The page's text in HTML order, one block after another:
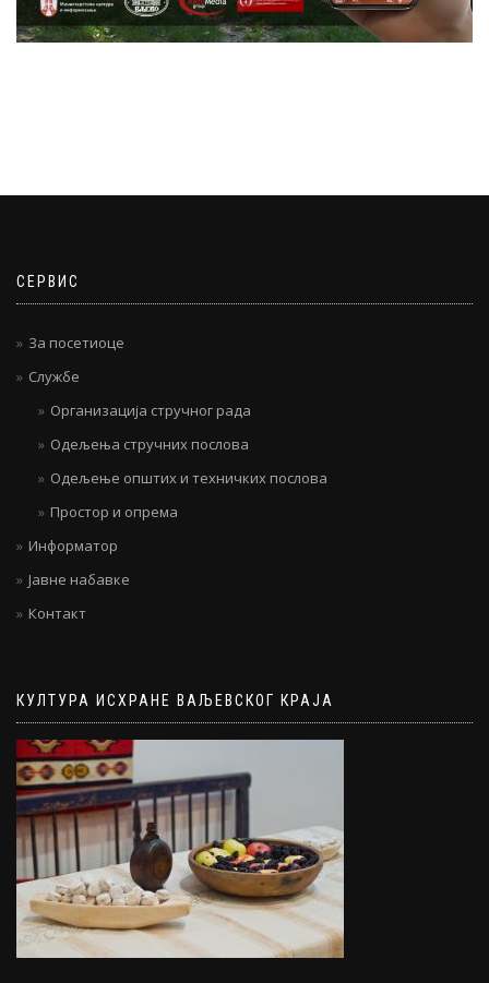
СЕРВИС
За посетиоце
Службе
Организација стручног рада
Одељења стручних послова
Одељење општих и техничких послова
Простор и опрема
Информатор
Јавне набавке
Контакт
КУЛТУРА ИСХРАНЕ ВАЉЕВСКОГ КРАЈА